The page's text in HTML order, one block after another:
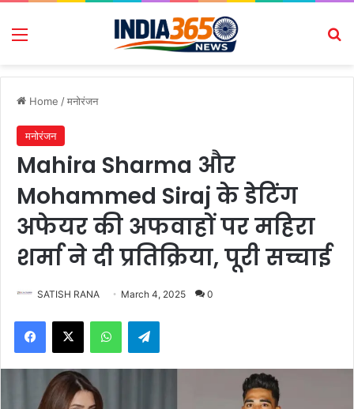
Menu
Home /मनोरंजन
मनोरंजन
Mahira Sharma और
Mohammed Siraj के डेटिंग
अफेयर की अफवाहों पर महिरा
शर्मा ने दी प्रतिक्रिया, पूरी सच्चाई
SATISH RANA March 4, 2025 0
Facebook
X WhatsAppTelegram